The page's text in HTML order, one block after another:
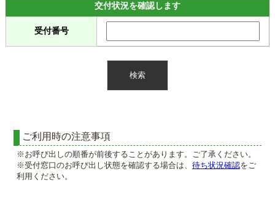
メール通知登録
混雑予想カレンダー
交付状況を確認します
受付番号
ご利用時の注意事項
※お呼び出しの順番が前後することがあります。ご了承ください。
※受付窓口のお呼び出し状態を確認する場合は、 待ち状況確認をご
利用ください。